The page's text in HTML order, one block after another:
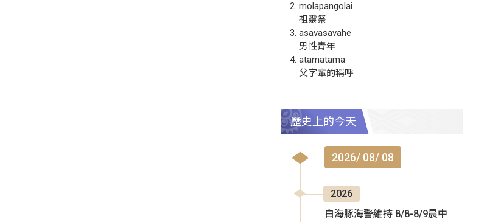
molapangolai
祖靈祭
asavasavahe
男性青年
atamatama
父字輩的稱呼
歷史上的今天
2026/ 08/ 08
2026
白海豚海警維持 8/8-8/9晨中